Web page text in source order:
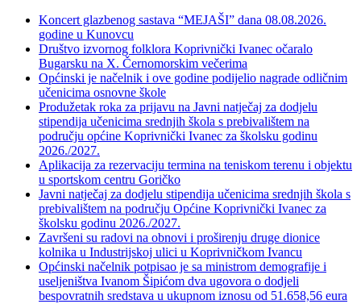
Koncert glazbenog sastava “MEJAŠI” dana 08.08.2026.
godine u Kunovcu
Društvo izvornog folklora Koprivnički Ivanec očaralo
Bugarsku na X. Černomorskim večerima
Općinski je načelnik i ove godine podijelio nagrade odličnim
učenicima osnovne škole
Produžetak roka za prijavu na Javni natječaj za dodjelu
stipendija učenicima srednjih škola s prebivalištem na
području općine Koprivnički Ivanec za školsku godinu
2026./2027.
Aplikacija za rezervaciju termina na teniskom terenu i objektu
u sportskom centru Goričko
Javni natječaj za dodjelu stipendija učenicima srednjih škola s
prebivalištem na području Općine Koprivnički Ivanec za
školsku godinu 2026./2027.
Završeni su radovi na obnovi i proširenju druge dionice
kolnika u Industrijskoj ulici u Koprivničkom Ivancu
Općinski načelnik potpisao je sa ministrom demografije i
useljeništva Ivanom Šipićom dva ugovora o dodjeli
bespovratnih sredstava u ukupnom iznosu od 51.658,56 eura